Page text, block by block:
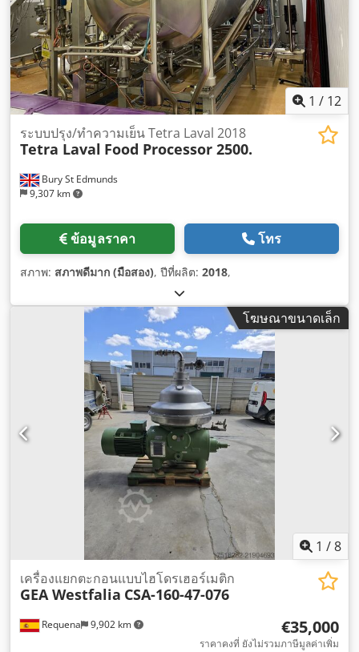
1 / 12
Bury St Edmunds
9,307 km
ระบบปรุง/ทำความเย็น Tetra Laval 2018
Tetra Laval Food Processor 2500.
ข้อมูลราคา โทร
สภาพ: สภาพดีมาก (มือสอง), ปีที่ผลิต: 2018,
โฆษณาขนาดเล็ก
1 /8
Requena 9,902 km
เครื่องแยกตะกอนแบบไฮโดรเฮอร์เมติก
GEA Westfalia CSA-160-47-076
€35,000
ราคาคงที่ ยังไม่รวมภาษีมูลค่าเพิ่ม